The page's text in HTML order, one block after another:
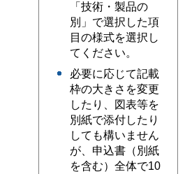
「技術・製品の
別」で選択した項
目の様式を選択し
てください。
必要に応じて記載
枠の大きさを変更
したり、図表等を
別紙で添付したり
しても構いません
が、申込書（別紙
を含む）全体で10